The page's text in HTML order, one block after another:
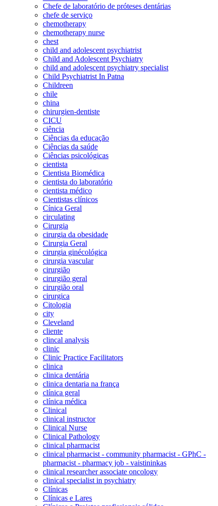
Chefe de laboratório de próteses dentárias
chefe de serviço
chemotherapy
chemotherapy nurse
chest
child and adolescent psychiatrist
Child and Adolescent Psychiatry
child and adolescent psychiatry specialist
Child Psychiatrist In Patna
Childreen
chile
china
chirurgien-dentiste
CICU
ciência
Ciências da educação
Ciências da saúde
Ciências psicológicas
cientista
Cientista Biomédica
cientista do laboratório
cientista médico
Cientistas clínicos
Cínica Geral
circulating
Cirurgia
cirurgia da obesidade
Cirurgia Geral
cirurgia ginécológica
cirurgia vascular
cirurgião
cirurgião geral
cirurgião oral
cirurgica
Citologia
city
Cleveland
cliente
clincal analysis
clinic
Clinic Practice Facilitators
clinica
clinica dentária
clinica dentaria na frança
clínica geral
clínica médica
Clinical
clinical instructor
Clinical Nurse
Clinical Pathology
clinical pharmacist
clinical pharmacist - community pharmacist - GPhC -
pharmacist - pharmacy job - vaistininkas
clinical researcher associate oncology
clinical specialist in psychiatry
Clínicas
Clínicas e Lares